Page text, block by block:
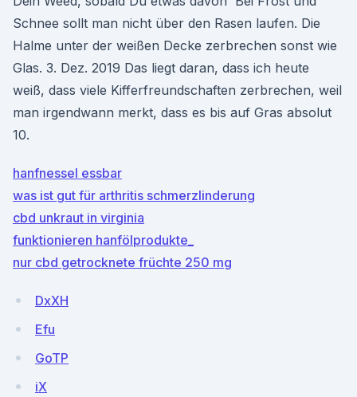
Schnee sollt man nicht über den Rasen laufen. Die
Halme unter der weißen Decke zerbrechen sonst wie
Glas. 3. Dez. 2019 Das liegt daran, dass ich heute
weiß, dass viele Kifferfreundschaften zerbrechen, weil
man irgendwann merkt, dass es bis auf Gras absolut
10.
hanfnessel essbar
was ist gut für arthritis schmerzlinderung
cbd unkraut in virginia
funktionieren hanfölprodukte_
nur cbd getrocknete früchte 250 mg
DxXH
Efu
GoTP
iX